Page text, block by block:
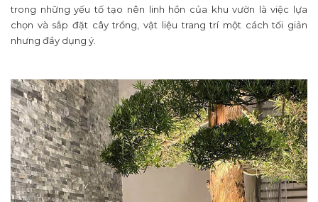
trong những yếu tố tạo nên linh hồn của khu vườn là việc lựa
chọn và sắp đặt cây trồng, vật liệu trang trí một cách tối giản
nhưng đầy dụng ý.